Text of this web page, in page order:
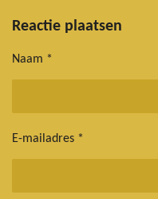
e
l
r
e
Reactie plaatsen
Naam *
E-mailadres *